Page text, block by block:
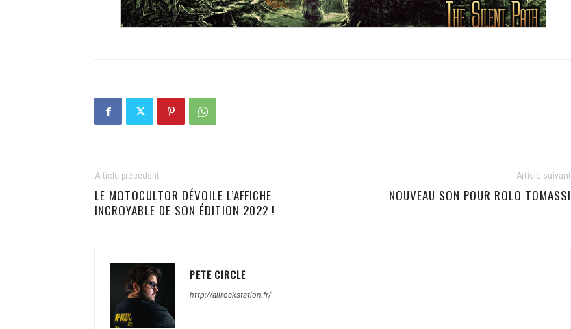
Article précédent
LE MOTOCULTOR DÉVOILE L’AFFICHE
INCROYABLE DE SON ÉDITION 2022 !
Article suivant
NOUVEAU SON POUR ROLO TOMASSI
PETE CIRCLE
http://allrockstation.fr/